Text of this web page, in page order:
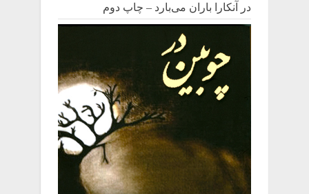
در آنکارا باران می‌بارد – چاپ دوم